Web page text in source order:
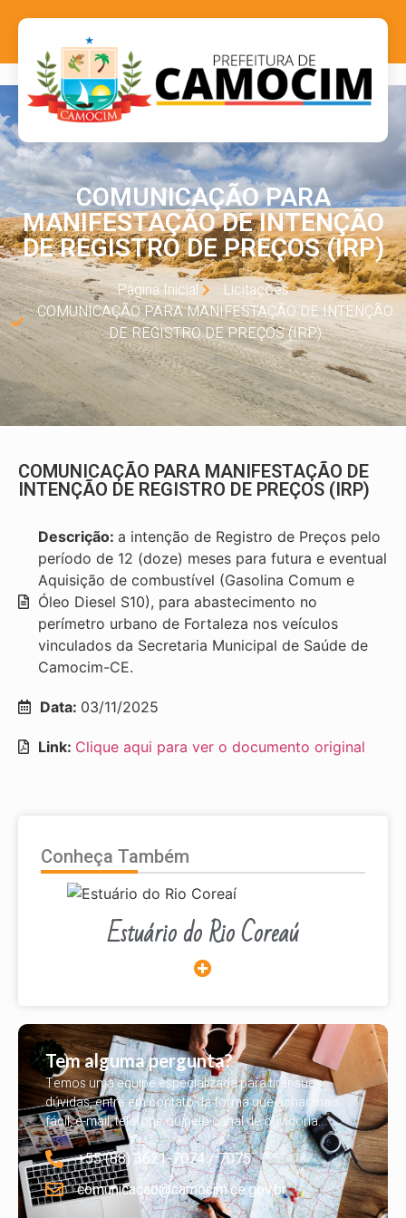
COMUNICAÇÃO PARA
MANIFESTAÇÃO DE INTENÇÃO
DE REGISTRO DE PREÇOS (IRP)
Página Inicial
Licitações
COMUNICAÇÃO PARA MANIFESTAÇÃO DE INTENÇÃO
DE REGISTRO DE PREÇOS (IRP)
COMUNICAÇÃO PARA MANIFESTAÇÃO DE
INTENÇÃO DE REGISTRO DE PREÇOS (IRP)
Descrição: a intenção de Registro de Preços pelo
período de 12 (doze) meses para futura e eventual
Aquisição de combustível (Gasolina Comum e
Óleo Diesel S10), para abastecimento no
perímetro urbano de Fortaleza nos veículos
vinculados da Secretaria Municipal de Saúde de
Camocim-CE.
Data: 03/11/2025
Link: Clique aqui para ver o documento original
Conheça Também
Estuário do Rio Coreaú
Tem alguma pergunta?
Temos uma equipe especializada para tirar suas
dúvidas, entre em contato da forma que achar mais
fácil, e-mail, telefone ou pelo canal de ouvidoria.
+55 (88) 3621-7074 / 7075
comunicacao@camocim.ce.gov.br